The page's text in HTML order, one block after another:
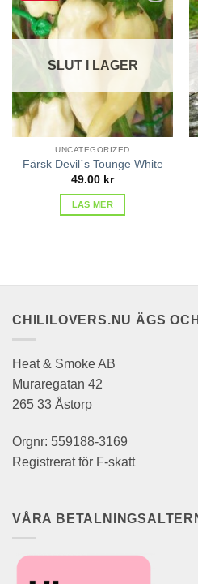
lägg till
favoriter
SLUT I LAGER
UNCATEGORIZED
Färsk Devil´s Tounge White
49.00 kr
LÄS MER
CHILILOVERS.NU ÄGS
Heat & Smoke AB
Muraregatan 42
265 33 Åstorp
Orgnr: 559188-3169
Registrerat för F-skatt
VÅRA